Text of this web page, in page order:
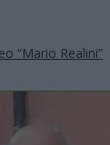
“Mario Realini”